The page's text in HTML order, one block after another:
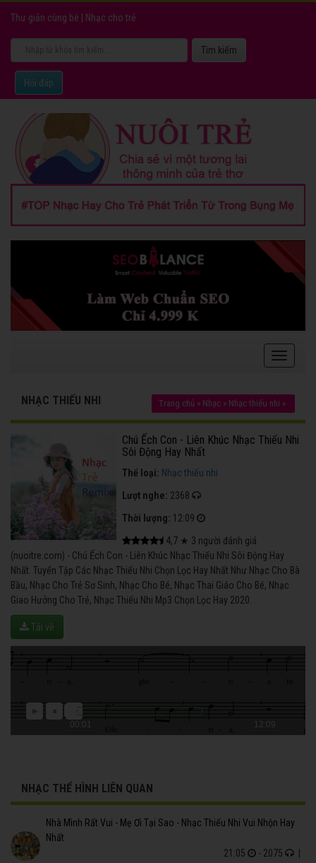
Thư giản cùng bé Nhạc cho trẻ
Hỏi đáp
NHẠC THIẾU NHI Trang chủ » Nhạc » Nhạc thiếu nhi »
Chú Ếch Con - Liên Khúc Nhạc Thiếu Nhi
Sôi Động Hay Nhất
Thể loại: Nhạc thiếu nhi
Lượt nghe: 2368
Thời lượng: 12:09
4,7 ★ 3 người đánh giá
(nuoitre.com) - Chú Ếch Con - Liên Khúc Nhạc Thiếu Nhi Sôi Động Hay
Nhất. Tuyển Tập Các Nhạc Thiếu Nhi Chọn Lọc Hay Nhất Như Nhạc Cho Bà
Bầu, Nhạc Cho Trẻ Sơ Sinh, Nhạc Cho Bé, Nhạc Thai Giáo Cho Bé, Nhạc
Giao Hưởng Cho Trẻ, Nhạc Thiếu Nhi Mp3 Chọn Lọc Hay 2020.
Tải về
00:01 12:09
NHẠC THỂ HÌNH LIÊN QUAN
Nhà Mình Rất Vui - Mẹ Ơi Tại Sao - Nhạc Thiếu Nhi Vui Nhộn Hay
Nhất
21:05
- 2075 |